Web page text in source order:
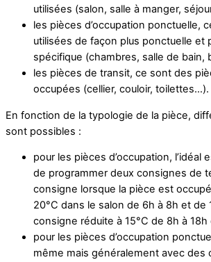
utilisées (salon, salle à manger,
les pièces d’occupation ponctuelle,
utilisées de façon plus ponctuelle et
spécifique (chambres, salle de bain,
les pièces de transit, ce sont des
occupées (cellier, couloir, toilettes…).
En fonction de la typologie de la pièce,
sont possibles :
pour les pièces d’occupation, l’idéal
de programmer deux consignes de
consigne lorsque la pièce est
20°C dans le salon de 6h à 8h et de
consigne réduite à 15°C de 8h à
pour les pièces d’occupation
même mais généralement avec des